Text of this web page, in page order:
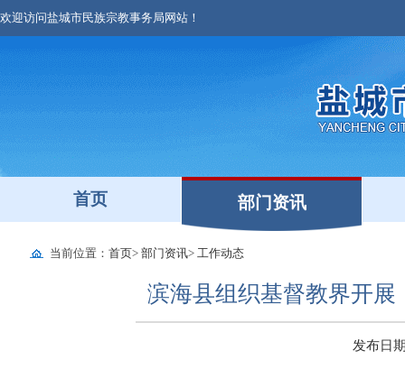
欢迎访问盐城市民族宗教事务局网站！
首页 部门资讯
当前位置： 首页> 部门资讯> 工作动态
滨海县组织基督教界开
发布日